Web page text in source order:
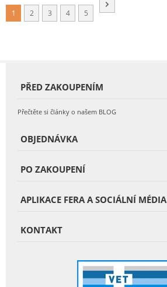
1 2 3 4 5
PŘED ZAKOUPENÍM
Přečtěte si články o našem BLOG
OBJEDNÁVKA
PO ZAKOUPENÍ
APLIKACE FERA A SOCIÁLNÍ MÉDIA
KONTAKT